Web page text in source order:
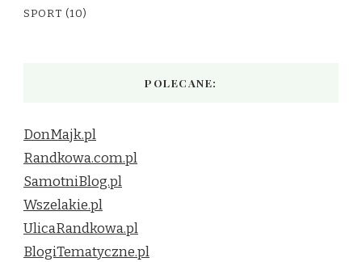
SPORT (10)
POLECANE:
DonMajk.pl
Randkowa.com.pl
SamotniBlog.pl
Wszelakie.pl
UlicaRandkowa.pl
BlogiTematyczne.pl